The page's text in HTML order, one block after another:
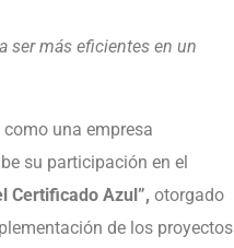
ser más eficientes en un
una empresa
su participación en el
Certificado Azul”, otorgado
de los proyectos